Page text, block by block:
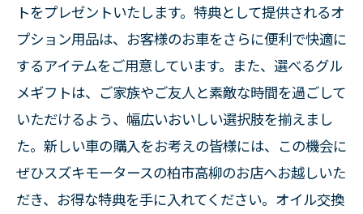
トをプレゼントいたします。特典として提供されるオ
プション用品は、お客様のお車をさらに便利で快適に
するアイテムをご用意しています。また、選べるグル
メギフトは、ご家族やご友人と素敵な時間を過ごして
いただけるよう、幅広いおいしい選択肢を揃えまし
た。新しい車の購入をお考えの皆様には、この機会に
ぜひスズキモータースの柏市高柳のお店へお越しいた
だき、お得な特典を手に入れてください。オイル交換